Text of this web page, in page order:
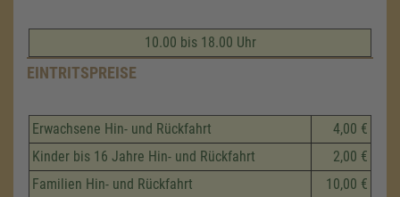
10.00 bis 18.00 Uhr
EINTRITSPREISE
Erwachsene Hin- und Rückfahrt
4,00 €
Kinder bis 16 Jahre Hin- und Rückfahrt
2,00 €
Familien Hin- und Rückfahrt
10,00 €